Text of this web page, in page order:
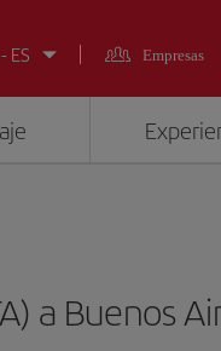
ES
Empresas
a Buenos